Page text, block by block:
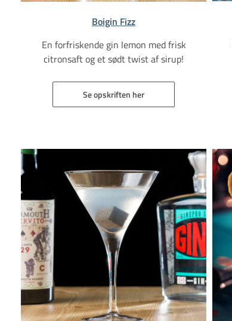
Boigin Fizz
En forfriskende gin lemon med frisk
citronsaft og et sødt twist af sirup!
Se opskriften her